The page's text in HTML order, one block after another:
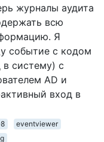
журналы аудита
всю
Я
событие с кодом
систему) с
AD и
вход в
eventviewer